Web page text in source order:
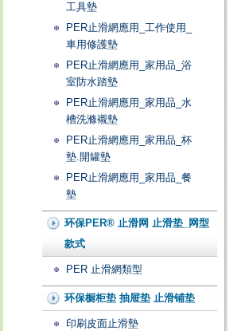
工具墊
PER止滑網應用_工作使用_
車用修護墊
PER止滑網應用_家用品_浴
室防水踏墊
PER止滑網應用_家用品_水
槽洗滌襯墊
PER止滑網應用_家用品_杯
墊.開罐墊
PER止滑網應用_家用品_餐
墊
环保PER® 止滑网 止滑垫_网型
款式
PER 止滑網類型
环保橱柜垫 抽屉垫 止滑铺垫
印刷皮面止滑墊